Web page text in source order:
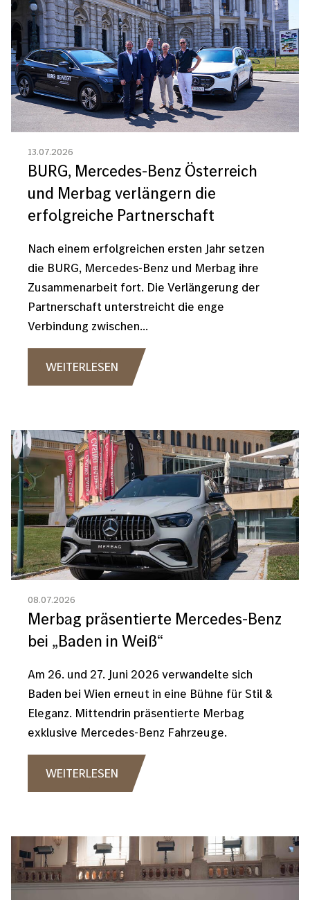
13.07.2026
BURG, Mercedes-Benz Österreich
und Merbag verlängern die
erfolgreiche Partnerschaft
Nach einem erfolgreichen ersten Jahr setzen
die BURG, Mercedes-Benz und Merbag ihre
Zusammenarbeit fort. Die Verlängerung der
Partnerschaft unterstreicht die enge
Verbindung zwischen...
WEITERLESEN
Bild
08.07.2026
Merbag präsentierte Mercedes-Benz
bei „Baden in Weiß“
Am 26. und 27. Juni 2026 verwandelte sich
Baden bei Wien erneut in eine Bühne für Stil &
Eleganz. Mittendrin präsentierte Merbag
exklusive Mercedes-Benz Fahrzeuge.
WEITERLESEN